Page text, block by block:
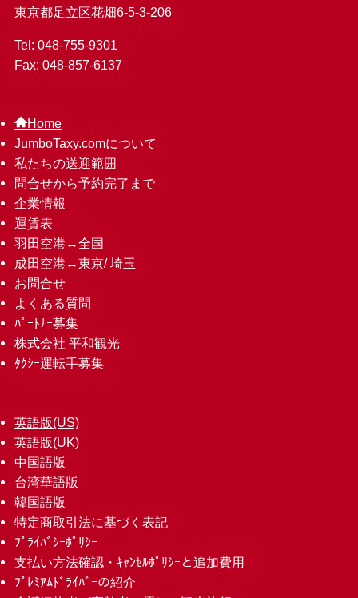
東京都足立区花畑6-5-3-206
Tel: 048-755-9301
Fax: 048-857-6137
Home
JumboTaxy.comについて
私たちの送迎範囲
問合せから予約完了まで
企業情報
運賃表
羽田空港↔︎全国
成田空港↔︎東京/ 埼玉
お問合せ
よくある質問
ﾊﾟｰﾄﾅｰ募集
株式会社 平和観光
ﾀｸｼｰ運転手募集
英語版(US)
英語版(UK)
中国語版
台湾華語版
韓国語版
特定商取引法に基づく表記
ﾌﾟﾗｲﾊﾞｼｰﾎﾟﾘｼｰ
支払い方法確認・ｷｬﾝｾﾙﾎﾟﾘｼｰと追加費用
ﾌﾟﾚﾐｱﾑﾄﾞﾗｲﾊﾞｰの紹介